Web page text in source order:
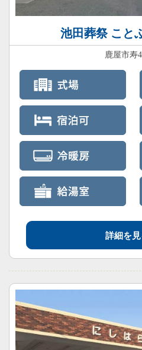
池田葬祭 こと
鹿屋市寿
詳細を見